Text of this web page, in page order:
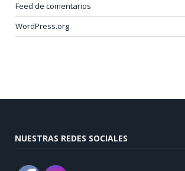
Feed de comentarios
WordPress.org
NUESTRAS REDES SOCIALES